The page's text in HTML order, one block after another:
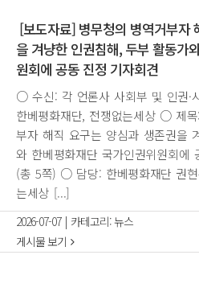
[보도자료] 병무청의 병역거부자
을 겨냥한 인권침해, 두부 활동가
원회에 공동 진정 기자회견
○ 수신: 각 언론사 사회부 및 인권
한베평화재단, 전쟁없는세상 ○ 제
부자 해직 요구는 양심과 생존권을
와 한베평화재단 국가인권위원회
(총 5쪽) ○ 담당: 한베평화재단 권
는세상 [...]
2026-07-07 | 카테고리:뉴스
게시물 보기